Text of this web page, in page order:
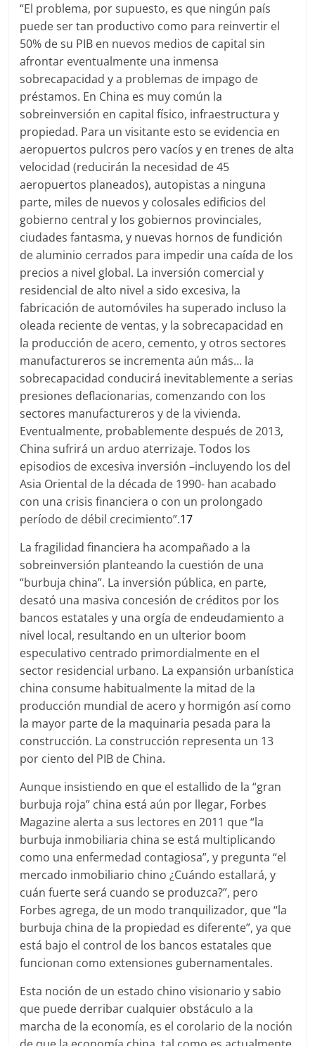
“El problema, por supuesto, es que ningún país
puede ser tan productivo como para reinvertir el
50% de su PIB en nuevos medios de capital sin
afrontar eventualmente una inmensa
sobrecapacidad y a problemas de impago de
préstamos. En China es muy común la
sobreinversión en capital físico, infraestructura y
propiedad. Para un visitante esto se evidencia en
aeropuertos pulcros pero vacíos y en trenes de alta
velocidad (reducirán la necesidad de 45
aeropuertos planeados), autopistas a ninguna
parte, miles de nuevos y colosales edificios del
gobierno central y los gobiernos provinciales,
ciudades fantasma, y nuevas hornos de fundición
de aluminio cerrados para impedir una caída de los
precios a nivel global. La inversión comercial y
residencial de alto nivel a sido excesiva, la
fabricación de automóviles ha superado incluso la
oleada reciente de ventas, y la sobrecapacidad en
la producción de acero, cemento, y otros sectores
manufactureros se incrementa aún más… la
sobrecapacidad conducirá inevitablemente a serias
presiones deflacionarias, comenzando con los
sectores manufactureros y de la vivienda.
Eventualmente, probablemente después de 2013,
China sufrirá un arduo aterrizaje. Todos los
episodios de excesiva inversión –incluyendo los del
Asia Oriental de la década de 1990- han acabado
con una crisis financiera o con un prolongado
período de débil crecimiento”.17
La fragilidad financiera ha acompañado a la
sobreinversión planteando la cuestión de una
“burbuja china”. La inversión pública, en parte,
desató una masiva concesión de créditos por los
bancos estatales y una orgía de endeudamiento a
nivel local, resultando en un ulterior boom
especulativo centrado primordialmente en el
sector residencial urbano. La expansión urbanística
china consume habitualmente la mitad de la
producción mundial de acero y hormigón así como
la mayor parte de la maquinaria pesada para la
construcción. La construcción representa un 13
por ciento del PIB de China.
Aunque insistiendo en que el estallido de la “gran
burbuja roja” china está aún por llegar, Forbes
Magazine alerta a sus lectores en 2011 que “la
burbuja inmobiliaria china se está multiplicando
como una enfermedad contagiosa”, y pregunta “el
mercado inmobiliario chino ¿Cuándo estallará, y
cuán fuerte será cuando se produzca?”, pero
Forbes agrega, de un modo tranquilizador, que “la
burbuja china de la propiedad es diferente”, ya que
está bajo el control de los bancos estatales que
funcionan como extensiones gubernamentales.
Esta noción de un estado chino visionario y sabio
que puede derribar cualquier obstáculo a la
marcha de la economía, es el corolario de la noción